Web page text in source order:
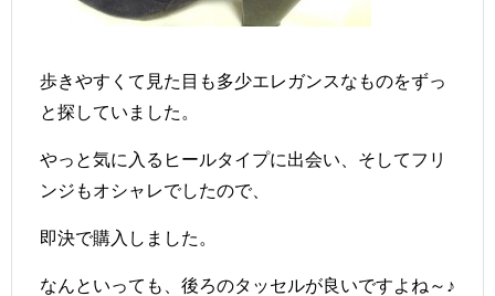
歩きやすくて見た目も多少エレガンスなものをずっ
と探していました。
やっと気に入るヒールタイプに出会い、そしてフリ
ンジもオシャレでしたので、
即決で購入しました。
なんといっても、後ろのタッセルが良いですよね～♪